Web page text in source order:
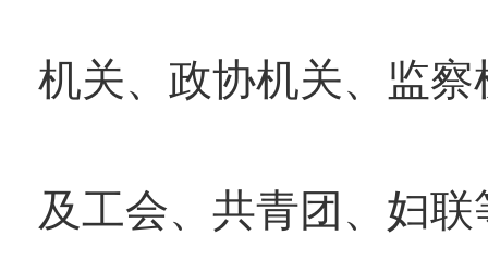
机关、政协机关、监
及工会、共青团、妇